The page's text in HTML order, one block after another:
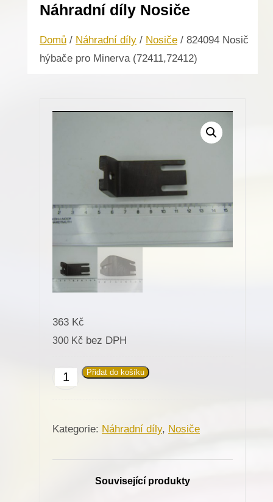
Náhradní díly Nosiče
Domů / Náhradní díly / Nosiče / 824094 Nosič
hýbače pro Minerva (72411,72412)
363 Kč
300 Kč bez DPH
824094
pro
množství
Přidat do košíku
Kategorie: Náhradní díly, Nosiče
Související produkty